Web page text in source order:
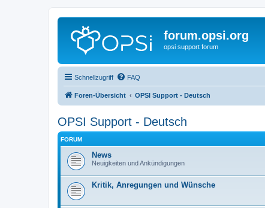
forum.opsi.org
opsi support forum
Schnellzugriff FAQ
Foren-Übersicht OPSI Support - Deutsch
OPSI Support - Deutsch
FORUM
News
Neuigkeiten und Ankündigungen
Kritik, Anregungen und Wünsche